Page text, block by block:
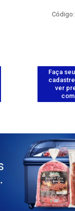
Código:
Faça
ver